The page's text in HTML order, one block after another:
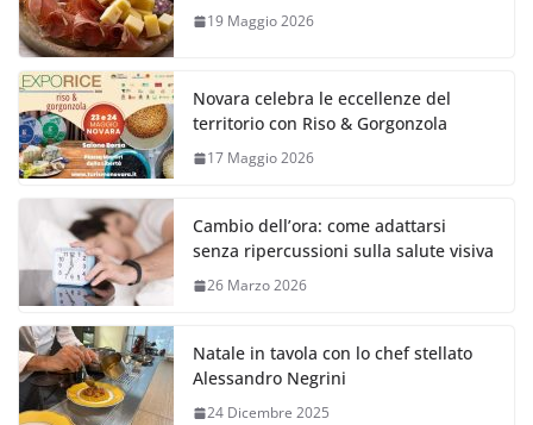
19 Maggio 2026
Novara celebra le eccellenze del
territorio con Riso & Gorgonzola
17 Maggio 2026
Cambio dell’ora: come adattarsi
senza ripercussioni sulla salute visiva
26 Marzo 2026
Natale in tavola con lo chef stellato
Alessandro Negrini
24 Dicembre 2025